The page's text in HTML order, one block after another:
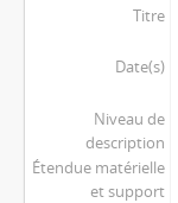
Titre
Date(s)
Niveau de
description
Étendue matérielle
et support